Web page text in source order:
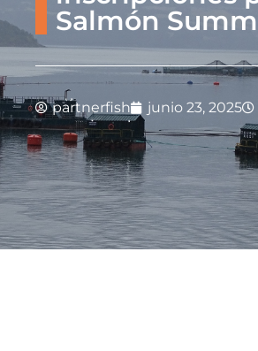
Salmón
partnerfish junio 23, 2025